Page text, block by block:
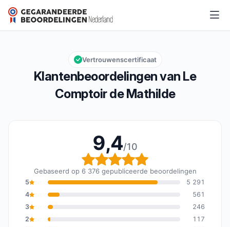
Le Comptoir de Mathilde
Algemene beoordeling: 9,4 van 10
9,4/10
Klantenbeoordelingen van Le
Comptoir de Mathilde
Vertrouwenscertificaat
9,4/10
Algemene beoordeling:
Gebaseerd op 6 376 gepubliceerde beoordelingen
5
5 291
4
561
3
246
2
117